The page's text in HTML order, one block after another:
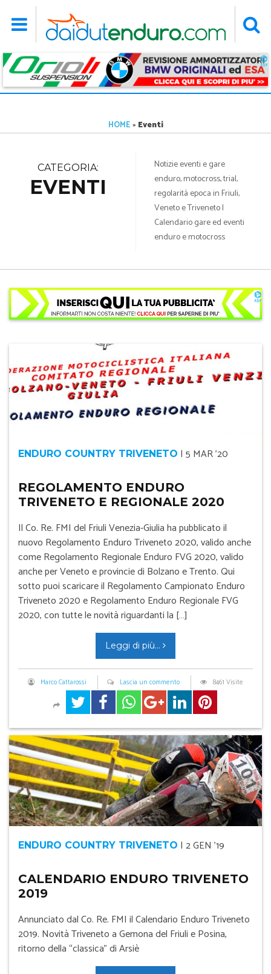
HOME» Eventi
CATEGORIA:
EVENTI
Notizie eventi e gare
enduro, motocross, trial,
regolarità epoca in Friuli,
Veneto e Triveneto |
Calendario gare ed eventi
enduro e motocross
ENDURO COUNTRY TRIVENETO | 5 MAR '20
REGOLAMENTO ENDURO
TRIVENETO E REGIONALE 2020
Il Co. Re. FMI del Friuli Venezia-Giulia ha pubblicato il
nuovo Regolamento Enduro Triveneto 2020, valido anche
come Regolamento Regionale Enduro FVG 2020, valido
anche per Veneto e provincie di Bolzano e Trento. Qui
sotto puoi scaricare il Regolamento Campionato Enduro
Triveneto 2020 e Regolamento Enduro Regionale FVG
2020, con tutte le novità riguardanti la […]
Leggi di più...
Marco Cattarossi Lascia un commento 8461 Visite
ENDURO COUNTRY TRIVENETO | 2 GEN '19
CALENDARIO ENDURO TRIVENETO
2019
Annunciato dal Co. Re. FMI il Calendario Enduro Triveneto
2019. Novità Triveneto a Gemona del Friuli e Posina,
ritorno della “classica” di Arsiè